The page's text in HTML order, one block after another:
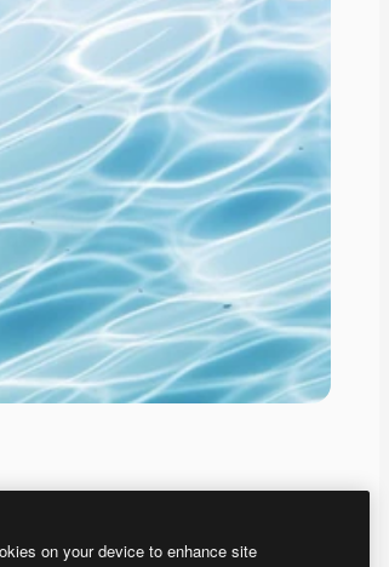
できます。
on your device to enhance site